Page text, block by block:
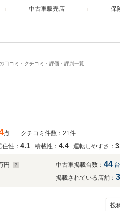
中古車販売店 保
口コミ・クチコミ・評価・評判一覧
点
クチコミ件数：21件
住性： 4.1 積載性： 4.4 運転しやすさ：
円 中古車掲載台数： 44 台
掲載されている店舗：